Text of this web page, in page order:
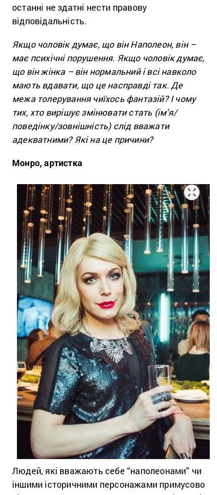
останні не здатні нести правову
відповідальність.
Якщо чоловік думає, що він Наполеон, він –
має психічні порушення. Якщо чоловік думає,
що він жінка – він нормальний і всі навколо
мають вдавати, що це насправді так. Де
межа толерування чиїхось фантазій? І чому
тих, хто вирішує змінювати стать (ім’я/
поведінку/зовнішність) слід вважати
адекватними? Які на це причини?
Монро, артистка
Людей, які вважають себе “наполеонами” чи
іншими історичними персонажами примусово